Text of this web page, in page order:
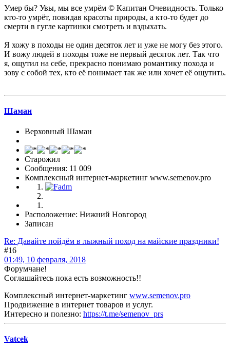
Умер бы? Увы, мы все умрём © Капитан Очевидность. Только
кто-то умрёт, повидав красоты природы, а кто-то будет до
смерти в гугле картинки смотреть и вздыхать.
Я хожу в походы не один десяток лет и уже не могу без этого.
И вожу людей в походы тоже не первый десяток лет. Так что
я, ощутил на себе, прекрасно понимаю романтику похода и
зову с собой тех, кто её понимает так же или хочет её ощутить.
Шаман
Верховный Шаман
Старожил
Сообщения: 11 009
Комплексный интернет-маркетинг www.semenov.pro
Расположение: Нижний Новгород
Записан
Re: Давайте пойдём в лыжный поход на майские праздники!
#16
01:49, 10 февраля, 2018
Форумчане!
Соглашайтесь пока есть возможность!!
Комплексный интернет-маркетинг www.semenov.pro
Продвижение в интернет товаров и услуг.
Интересно и полезно: https://t.me/semenov_prs
Vatcek